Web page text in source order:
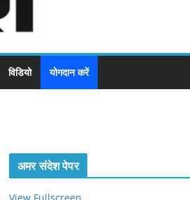
विडियो योगदान करें
अमर संदेश पेपर